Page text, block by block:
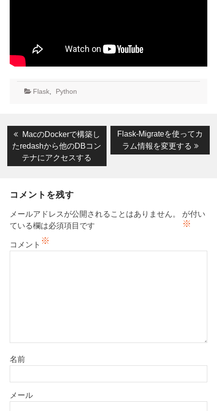
Flask Python
投
稿
ゲ
シ
ン
Previous
post:
MacのDockerで構築し
たredashから他のDBコン
テナにアクセスする
Next
post:
Flask-Migrateを使ってカ
ラム情報を変更する
コメントを残す
メールアドレスが公開されることはありません。
※
が付い
ている欄は必須項目です
コメント ※
名前
メール